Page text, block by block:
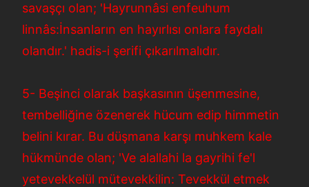
savaşçı olan; 'Hayrunnâsi enfeuhum
linnâs:İnsanların en hayırlısı onlara faydalı
olandır.' hadis-i şerifi çıkarılmalıdır.
5- Beşinci olarak başkasının üşenmesine,
tembelliğine özenerek hücum edip himmetin
belini kırar. Bu düşmana karşı muhkem kale
hükmünde olan; 'Ve alallahi la gayrihi fe'l
yetevekkelül mütevekkilin: Tevekkül etmek